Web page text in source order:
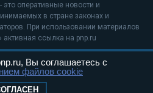
это оперативные новости и
в стране законах и
При использовании материалов
активная ссылка на pnp.ru
рекомендательные
данных
Вы соглашаетесь с
файлов cookie